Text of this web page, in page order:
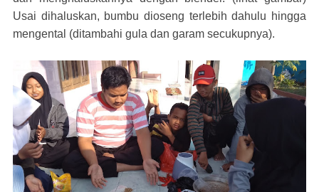
Usai dihaluskan, bumbu dioseng terlebih dahulu hingga
mengental (ditambahi gula dan garam secukupnya).